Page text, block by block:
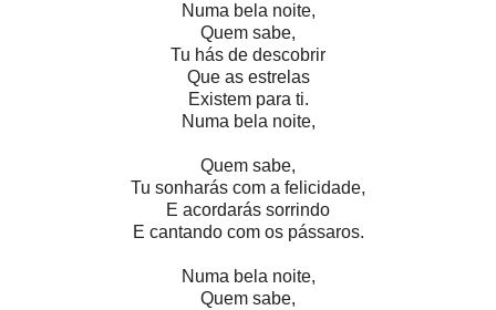
Numa bela noite,
Quem sabe,
Tu hás de descobrir
Que as estrelas
Existem para ti.
Numa bela noite,
Quem sabe,
Tu sonharás com a felicidade,
E acordarás sorrindo
E cantando com os pássaros.
Numa bela noite,
Quem sabe,